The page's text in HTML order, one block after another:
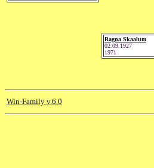
Ragna Skaalum
02.09.1927
1971
Win-Family v.6.0